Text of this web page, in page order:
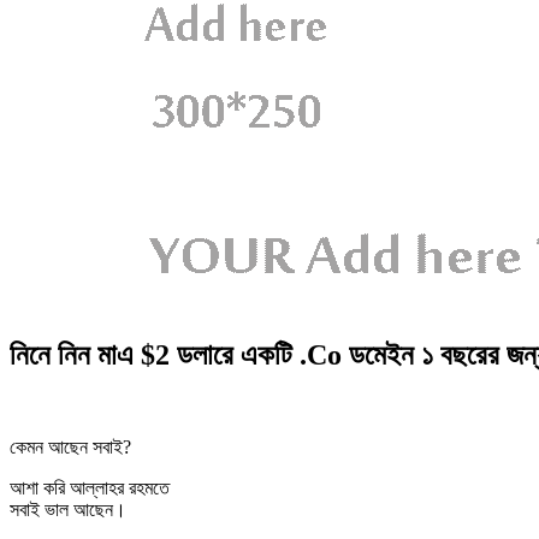
নিনে নিন মাএ $2 ডলারে একটি .Co ডমেইন ১ বছরের
কেমন আছেন সবাই?
আশা করি আল্লাহর রহমতে
সবাই ভাল আছেন।